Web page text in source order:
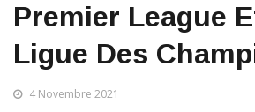
Premier League
Ligue Des
4 Novembre 2021